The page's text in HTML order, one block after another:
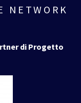
NETWORK
di Progetto